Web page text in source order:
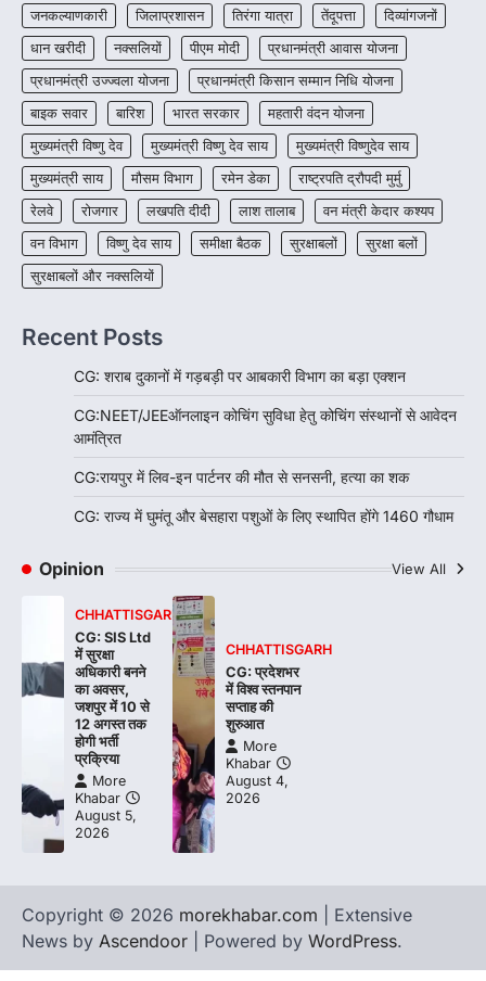
4
स्थापित होंगे 1460 गौधाम
More Khabar August 5, 2026
रायपुर। राज्य में घुमंतू और बेसहारा पशुओं को सुरक्षित
आश्रय देने, गौ-संरक्षण को बढ़ावा देने…
जनकल्याणकारी जिलाप्रशासन तिरंगा यात्रा तेंदूपत्ता
दिव्यांगजनों
धान खरीदी
नक्सलियों पीएम मोदी
प्रधानमंत्री आवास योजना
प्रधानमंत्री उज्ज्वला योजना
प्रधानमंत्री किसान सम्मान निधि योजना
बाइक सवार
बारिश भारत सरकार
महतारी वंदन योजना
मुख्यमंत्री विष्णु देव
मुख्यमंत्री विष्णु देव साय
मुख्यमंत्री विष्णुदेव साय
मुख्यमंत्री साय
मौसम विभाग रमेन डेका
राष्ट्रपति द्रौपदी मुर्मु
रेलवे
रोजगार लखपति दीदी लाश तालाब
वन मंत्री केदार कश्यप
वन विभाग
विष्णु देव साय समीक्षा बैठक सुरक्षाबलों
सुरक्षा बलों
सुरक्षाबलों और नक्सलियों
Recent Posts
CG: शराब दुकानों में गड़बड़ी पर आबकारी विभाग का बड़ा एक्शन
CG:NEET/JEEऑनलाइन कोचिंग सुविधा हेतु कोचिंग संस्थानों से आवेदन
आमंत्रित
CG:रायपुर में लिव-इन पार्टनर की मौत से सनसनी, हत्या का शक
CG: राज्य में घुमंतू और बेसहारा पशुओं के लिए स्थापित होंगे 1460 गौधाम
Opinion View All
CHHATTISGARH
CG: SIS Ltd
में सुरक्षा
अधिकारी बनने
का अवसर,
जशपुर में 10 से
12 अगस्त तक
होगी भर्ती
प्रक्रिया
More
Khabar
August 5,
2026
CHHATTISGARH
CG: प्रदेशभर
में विश्व स्तनपान
सप्ताह की
शुरुआत
More
Khabar
August 4,
2026
Copyright © 2026 morekhabar.com | Extensive
News by Ascendoor | Powered by WordPress.